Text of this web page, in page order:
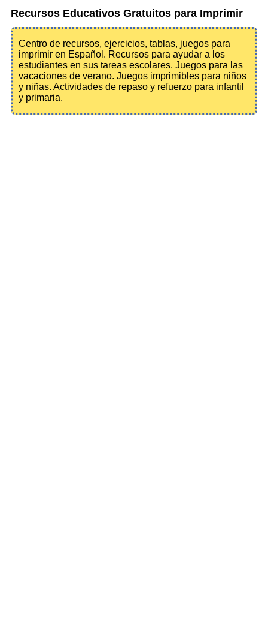
Recursos Educativos Gratuitos para Imprimir
Centro de recursos, ejercicios, tablas, juegos para
imprimir en Español. Recursos para ayudar a los
estudiantes en sus tareas escolares. Juegos para las
vacaciones de verano. Juegos imprimibles para niños
y niñas. Actividades de repaso y refuerzo para infantil
y primaria.